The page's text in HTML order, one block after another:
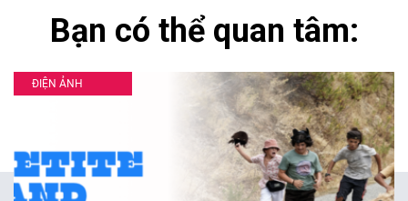
Bạn có thể quan tâm:
ĐIỆN ẢNH